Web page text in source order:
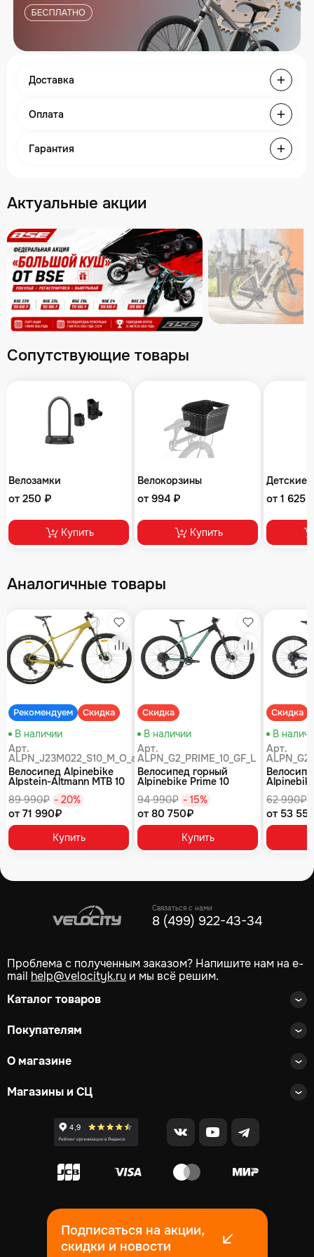
Доставка
Оплата
Гарантия
Актуальные акции
Сопутствующие товары
Велозамки
от 250 ₽
Купить
Велокорзины
от 994 ₽
Купить
Детские
от 1 625
Аналогичные товары
Рекомендуем Скидка
Избранное
Сравнение
В наличии
Арт.
ALPN_J23M022_S10_M_O_air
Велосипед Alpinebike
Alpstein-Altmann MTB 10
89 990₽ - 20%
от 71 990₽
Купить
Скидка
Избранное
Сравнение
В наличии
Арт.
ALPN_G2_PRIME_10_GF_L
Велосипед горный
Alpinebike Prime 10
94 990₽ - 15%
от 80 750₽
Купить
Скидка
В
Арт.
62 990₽
от 53
Связаться с нами
8 (499) 922-43-34
Проблема с полученным заказом? Напишите нам на e-
mail help@velocityk.ru и мы всё решим.
Каталог товаров
Покупателям
О магазине
Магазины и СЦ
Подписаться на акции,
скидки и новости